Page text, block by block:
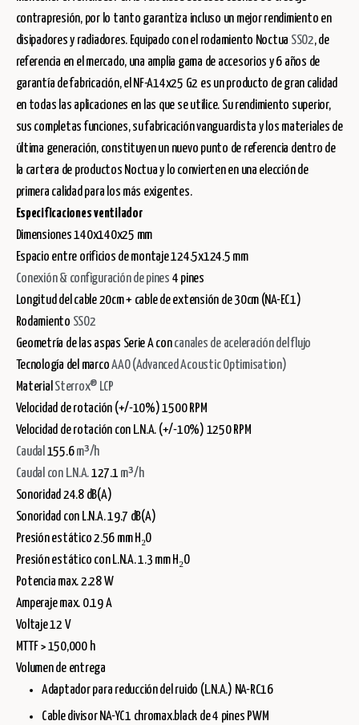
contrapresión, por lo tanto garantiza incluso un mejor rendimiento en
disipadores y radiadores. Equipado con el rodamiento Noctua SSO2, de
referencia en el mercado, una amplia gama de accesorios y 6 años de
garantía de fabricación, el NF-A14x25 G2 es un producto de gran calidad
en todas las aplicaciones en las que se utilice. Su rendimiento superior,
sus completas funciones, su fabricación vanguardista y los materiales de
última generación, constituyen un nuevo punto de referencia dentro de
la cartera de productos Noctua y lo convierten en una elección de
primera calidad para los más exigentes.
Especificaciones ventilador
Dimensiones 140x140x25 mm
Espacio entre orificios de montaje 124.5x124.5 mm
Conexión & configuración de pines 4 pines
Longitud del cable 20cm + cable de extensión de 30cm (NA-EC1)
Rodamiento SSO2
Geometría de las aspas Serie A concanales de aceleración del flujo
Tecnología del marcoAAO (Advanced Acoustic Optimisation)
Material Sterrox® LCP
Velocidad de rotación (+/-10%) 1500 RPM
Velocidad de rotación con L.N.A. (+/-10%) 1250 RPM
Caudal 155.6m³/h
Caudal con L.N.A.127.1 m³/h
Sonoridad 24.8 dB(A)
Sonoridad con L.N.A. 19.7 dB(A)
Presión estático 2.56 mm H₂O
Presión estático con L.N.A. 1.3 mm H₂O
Potencia max. 2.28 W
Amperaje max. 0.19 A
Voltaje 12 V
MTTF > 150,000 h
Volumen de entrega
Adaptador para reducción del ruido (L.N.A.) NA-RC16
Cable divisor NA-YC1 chromax.black de 4 pines PWM